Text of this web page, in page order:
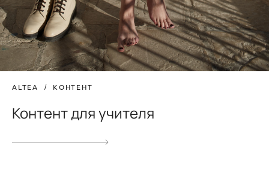
ALTEA КОНТЕНТ
Контент для учителя